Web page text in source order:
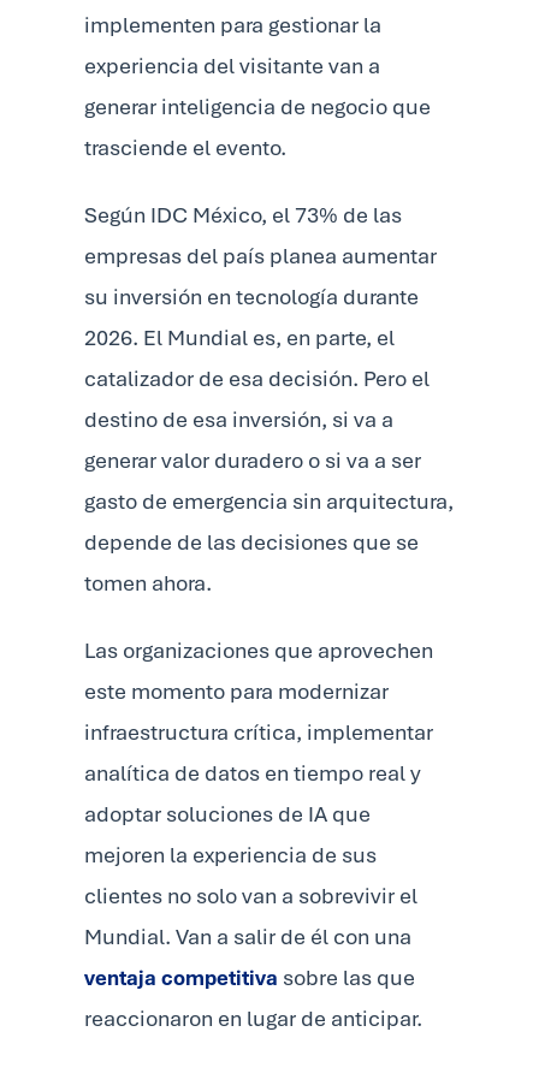
implementen para gestionar la
experiencia del visitante van a
generar inteligencia de negocio que
trasciende el evento.
Según IDC México, el 73% de las
empresas del país planea aumentar
su inversión en tecnología durante
2026. El Mundial es, en parte, el
catalizador de esa decisión. Pero el
destino de esa inversión, si va a
generar valor duradero o si va a ser
gasto de emergencia sin arquitectura,
depende de las decisiones que se
tomen ahora.
Las organizaciones que aprovechen
este momento para modernizar
infraestructura crítica, implementar
analítica de datos en tiempo real y
adoptar soluciones de IA que
mejoren la experiencia de sus
clientes no solo van a sobrevivir el
Mundial. Van a salir de él con una
ventaja competitiva sobre las que
reaccionaron en lugar de anticipar.